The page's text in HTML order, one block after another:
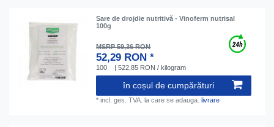
Sare de drojdie nutritivă - Vinoferm nutrisal
100g
MSRP 59,36 RON
52,29 RON *
100 | 522,85 RON / kilogram
în coșul de cumpărături
*incl. ges. TVA. la care se adauga. livrare